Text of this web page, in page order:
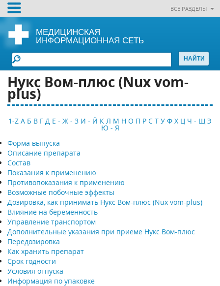
ВСЕ РАЗДЕЛЫ
МЕДИЦИНСКАЯ
ИНФОРМАЦИОННАЯ СЕТЬ
Нукс Вом-плюс (Nux vom-
plus)
1-Z А Б В Г Д Е - Ж - З И - Й К Л М Н О П Р С Т У Ф Х Ц Ч - Щ Э
Ю - Я
Форма выпуска
Описание препарата
Состав
Показания к применению
Противопоказания к применению
Возможные побочные эффекты
Дозировка, как принимать Нукс Вом-плюс (Nux vom-plus)
Влияние на беременность
Управление транспортом
Дополнительные указания при приеме Нукс Вом-плюс
Передозировка
Как хранить препарат
Срок годности
Условия отпуска
Информация по упаковке